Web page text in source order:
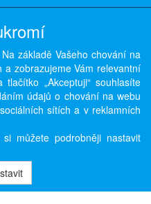
základě Vašeho chování na
zobrazujeme Vám relevantní
„Akceptuji“ souhlasíte
údajů o chování na webu
sítích a v reklamních
můžete podrobněji nastavit